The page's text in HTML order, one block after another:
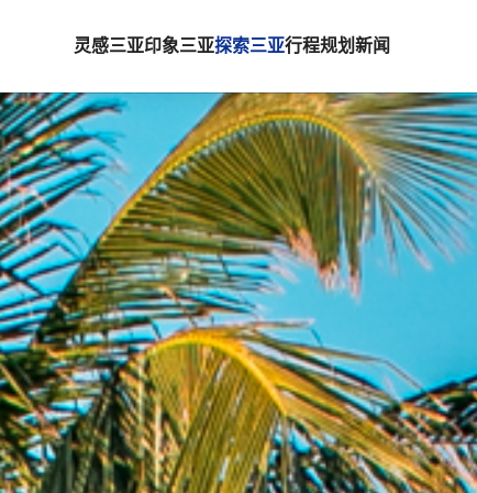
灵感三亚印象三亚探索三亚行程规划新闻